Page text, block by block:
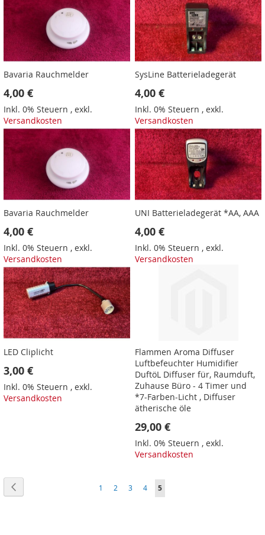
Bavaria Rauchmelder
4,00 €
Inkl. 0% Steuern , exkl.
Versandkosten
SysLine Batterieladegerät
4,00 €
Inkl. 0% Steuern ,exkl.
Versandkosten
Bavaria Rauchmelder
4,00 €
Inkl. 0% Steuern , exkl.
Versandkosten
UNI Batterieladegerät *AA, AAA
4,00 €
Inkl. 0% Steuern ,exkl.
Versandkosten
LED Cliplicht
3,00 €
Inkl. 0% Steuern , exkl.
Versandkosten
Flammen Aroma Diffuser
Luftbefeuchter Humidifier
DuftöL Diffuser für, Raumduft,
Zuhause Büro - 4 Timer und
*7-Farben-Licht , Diffuser
ätherische öle
29,00 €
Inkl. 0% Steuern ,exkl.
Versandkosten
Seite
1 Seite
2 Seite
3 Seite
4
Sie
5